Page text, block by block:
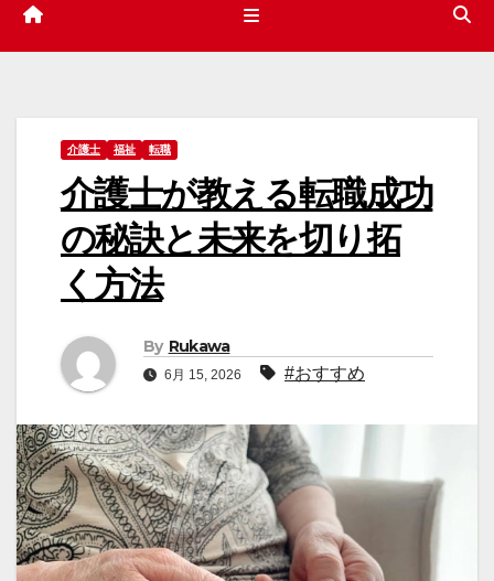
介護士 福祉 転職
介護士が教える転職成功
の秘訣と未来を切り拓
く方法
By Rukawa
6月 15, 2026 #おすすめ